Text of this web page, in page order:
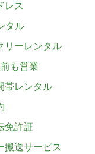
レス
タル
リーレンタル
も営業
帯レンタル
免許証
搬送サービス